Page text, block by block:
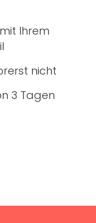
Ihrem
nicht
3 Tagen